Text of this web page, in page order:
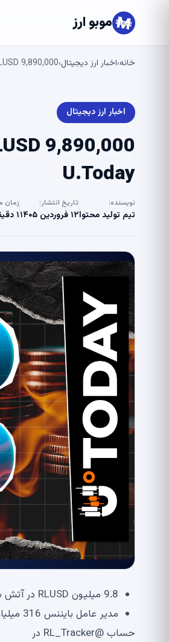
موبو ارز
خانه›اخبار ارز دیجیتال›9,890,000 RLUSD سوزانده شده در زنجیره اتریوم توسط Ripple – U.Today
اخبار ارز دیجیتال
U.Today
نویسنده:
تیم تولید محتوا
تاریخ انتشار:
۱۲ فروردین ۱۴۰۵
زمان
۱ دقیقه
9.8 میلیون RLUSD در آتش سوخت
مدیر عامل بایننس 316 میلیارد دلار استیبل کوین در بازار را شرح می دهد
حساب @RL_Tracker در